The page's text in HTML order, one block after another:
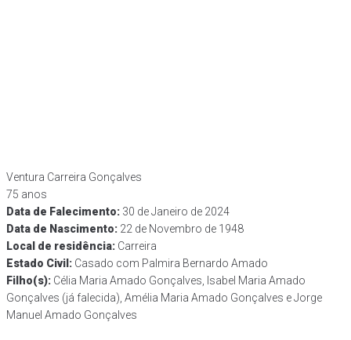
Ventura Carreira Gonçalves
75 anos
Data de Falecimento​: 30 de Janeiro de 2024
Data de Nascimento​: 22 de Novembro de 1948
Local de residência: Carreira
Estado Civil: Casado com Palmira Bernardo Amado
Filho(s): Célia Maria Amado Gonçalves, Isabel Maria Amado
Gonçalves (já falecida), Amélia Maria Amado Gonçalves e Jorge
Manuel Amado Gonçalves